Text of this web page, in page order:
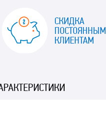
СКИДКА
ПОСТОЯННЫМ
КЛИЕНТАМ